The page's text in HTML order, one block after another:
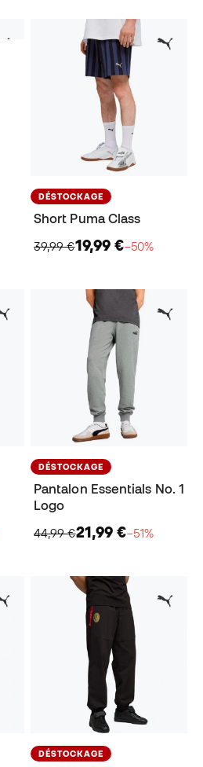
DÉSTOCKAGE
Short Puma Class
39,99 €19,99 €−50%
DÉSTOCKAGE
Pantalon Essentials No. 1
Logo
44,99 €21,99 €−51%
DÉSTOCKAGE